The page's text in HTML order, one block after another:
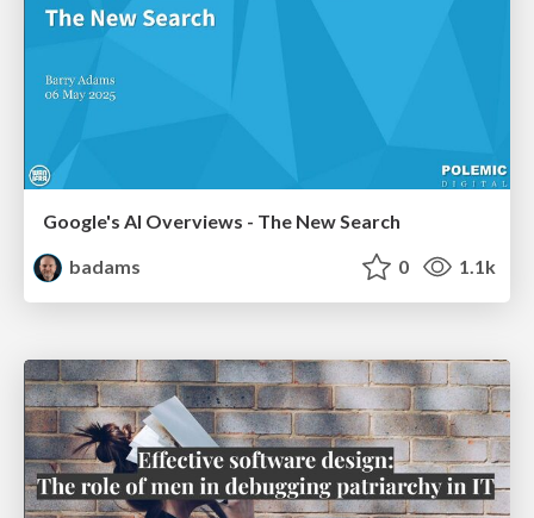
Google's AI Overviews - The New Search
badams
0 1.1k